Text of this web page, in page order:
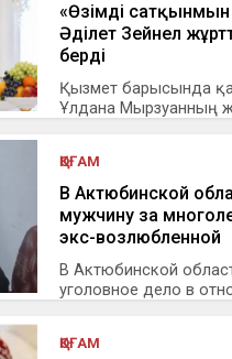
«Өзімді
Әділет Зейнел
берді
Қызмет барысында
Ұлдана Мырзуанның
ҚОҒАМ
В Актюбинской
мужчину за
экс-возлюбленной
В Актюбинской
уголовное дело в
ҚОҒАМ